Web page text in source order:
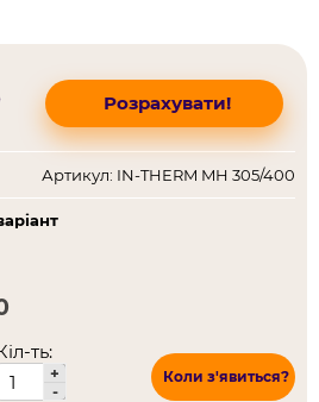
Розрахувати!
Артикул: IN-THERM MH 305/400
ть:
+
-
Коли з'явиться?